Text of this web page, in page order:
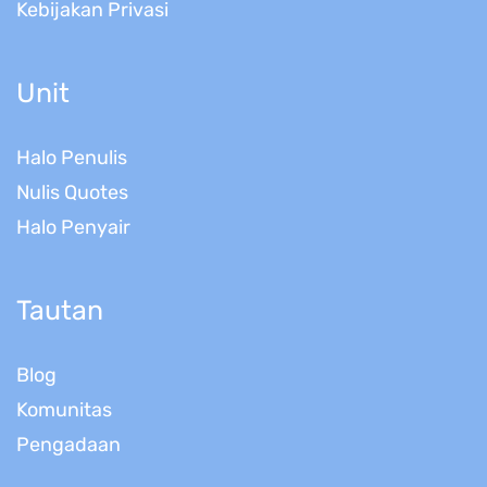
Kebijakan Privasi
Unit
Halo Penulis
Nulis Quotes
Halo Penyair
Tautan
Blog
Komunitas
Pengadaan